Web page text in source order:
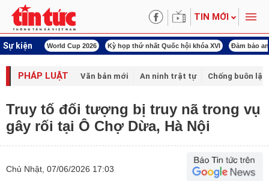
TIN MỚI
Sự kiện
Việt Nam World Cup 2026 Kỳ họp thứ nhất Quốc hội khóa XVI Đảm bảo
PHÁP LUẬT Văn bản mới An ninh trật tự Chống buôn
Truy tố đối tượng bị truy nã trong vụ
gây rối tại Ô Chợ Dừa, Hà Nội
Chủ Nhật, 07/06/2026 17:03